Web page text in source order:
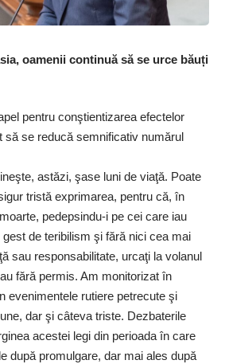
oamenii continuă să se urce băuți
pentru conştientizarea efectelor
să se reducă semnificativ numărul
astăzi, şase luni de viaţă. Poate
tristă exprimarea, pentru că, în
pedepsindu-i pe cei care iau
de teribilism şi fără nici cea mai
sau responsabilitate, urcaţi la volanul
fără permis. Am monitorizat în
evenimentele rutiere petrecute şi
dar şi câteva triste. Dezbaterile
acestei legi din perioada în care
după promulgare, dar mai ales după